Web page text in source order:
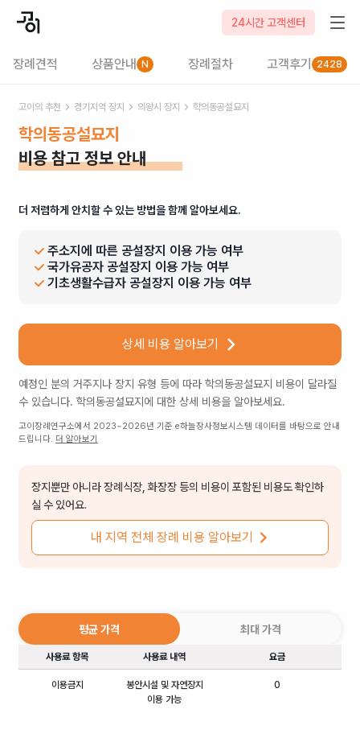
24시간 고객센터
장례견적 상품안내 N 장례절차 고객후기 2428
고이의 추천 경기 지역 장지 의왕시 장지 학의동공설묘지
학의동공설묘지
비용 참고 정보 안내
더 저렴하게 안치할 수 있는 방법을 함께 알아보세요.
주소지에 따른 공설장지 이용 가능 여부
국가유공자 공설장지 이용 가능 여부
기초생활수급자 공설장지 이용 가능 여부
상세 비용 알아보기
예정인 분의 거주지나 장지 유형 등에 따라 학의동공설묘지 비용이 달라질
수 있습니다. 학의동공설묘지 에 대한 상세 비용을 알아보세요.
고이장례연구소에서 2023~2026년 기준 e하늘장사정보시스템 데이터를 바탕으로 안내
드립니다. 더 알아보기
장지뿐만 아니라 장례식장, 화장장 등의 비용이 포함된 비용도 확인하
실 수 있어요.
내 지역 전체 장례 비용 알아보기
평균 가격 최대 가격
사용료 항목 사용료 내역 요금
이용금지
봉안시설 및 자연장지
이용 가능
0